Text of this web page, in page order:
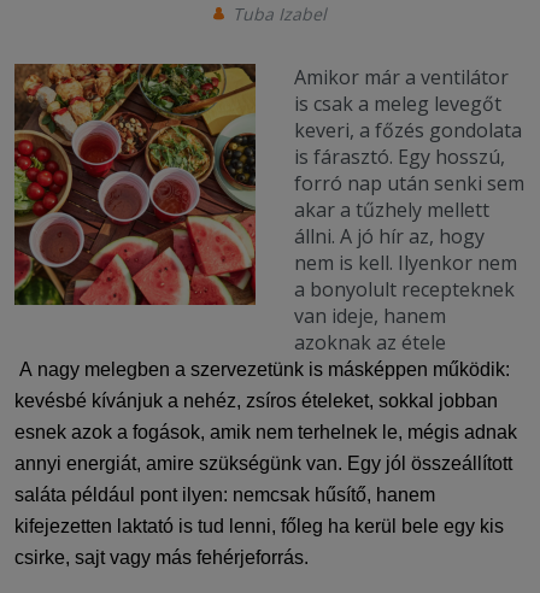
Tuba Izabel
Amikor már a ventilátor
is csak a meleg levegőt
keveri, a főzés gondolata
is fárasztó. Egy hosszú,
forró nap után senki sem
akar a tűzhely mellett
állni. A jó hír az, hogy
nem is kell. Ilyenkor nem
a bonyolult recepteknek
van ideje, hanem
azoknak az étele
A nagy melegben a szervezetünk is másképpen működik:
kevésbé kívánjuk a nehéz, zsíros ételeket, sokkal jobban
esnek azok a fogások, amik nem terhelnek le, mégis adnak
annyi energiát, amire szükségünk van. Egy jól összeállított
saláta például pont ilyen: nemcsak hűsítő, hanem
kifejezetten laktató is tud lenni, főleg ha kerül bele egy kis
csirke, sajtvagy más fehérjeforrás.